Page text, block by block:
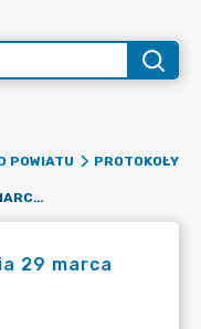
POWIATU
PROTOKOŁY
PROTOKÓŁ NR 131/2023 Z DNIA 29 MARCA 2023 R.
29 marca